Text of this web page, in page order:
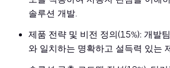
솔루션 개발.
제품 전략 및 비전 정의(15%): 개발
와 일치하는 명확하고 설득력 있는